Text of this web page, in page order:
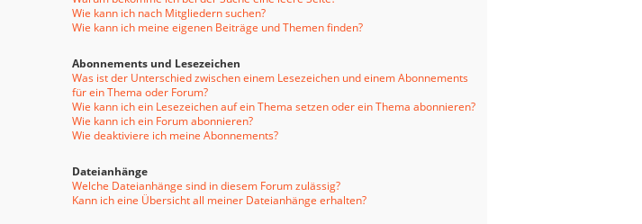
Wie kann ich nach Mitgliedern suchen?
Wie kann ich meine eigenen Beiträge und Themen finden?
Abonnements und Lesezeichen
Was ist der Unterschied zwischen einem Lesezeichen und einem Abonnements
für ein Thema oder Forum?
Wie kann ich ein Lesezeichen auf ein Thema setzen oder ein Thema abonnieren?
Wie kann ich ein Forum abonnieren?
Wie deaktiviere ich meine Abonnements?
Dateianhänge
Welche Dateianhänge sind in diesem Forum zulässig?
Kann ich eine Übersicht all meiner Dateianhänge erhalten?